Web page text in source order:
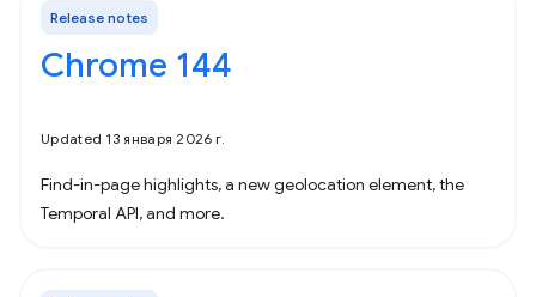
Release notes
Chrome 144
Updated 13 января 2026 г.
Find-in-page highlights, a new geolocation element, the
Temporal API, and more.